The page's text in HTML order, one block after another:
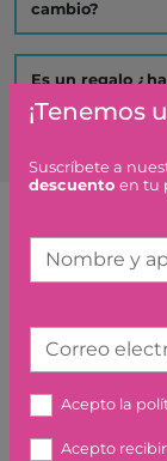
cambio?
Es un regalo
Artículos
¡Tenemos
Suscríbete a
descuento en tu
Nombre y
Correo
Acepto la
Acepto